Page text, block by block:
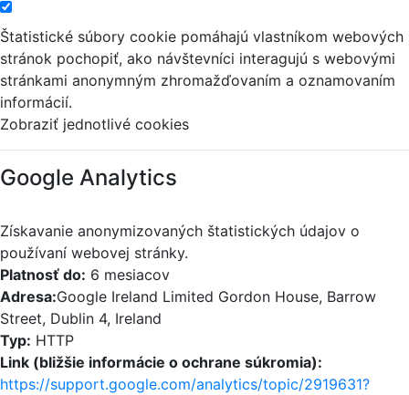
Štatistické súbory cookie pomáhajú vlastníkom webových
stránok pochopiť, ako návštevníci interagujú s webovými
stránkami anonymným zhromažďovaním a oznamovaním
informácií.
Zobraziť jednotlivé cookies
Google Analytics
Získavanie anonymizovaných štatistických údajov o
používaní webovej stránky.
Platnosť do: 6 mesiacov
Adresa:Google Ireland Limited Gordon House, Barrow
Street, Dublin 4, Ireland
Typ: HTTP
Link (bližšie informácie o ochrane súkromia):
https://support.google.com/analytics/topic/2919631?